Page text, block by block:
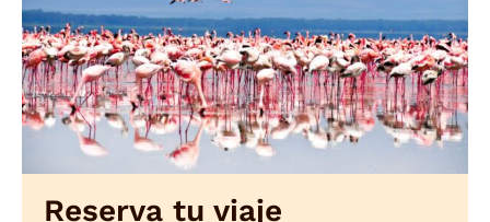
Reserva tu viaje